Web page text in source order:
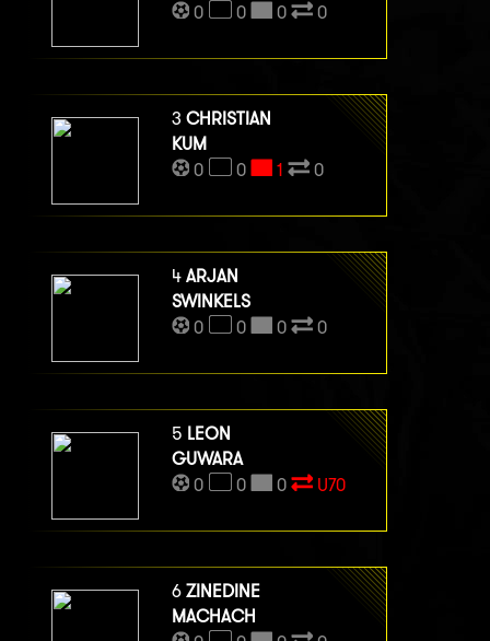
0
0 0 0
3 CHRISTIAN
KUM
0
0 1 0
4 ARJAN
SWINKELS
0
0 0 0
5 LEON
GUWARA
0
0 0 U70
6 ZINEDINE
MACHACH